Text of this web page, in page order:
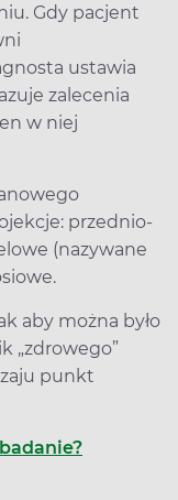
Gdy pacjent
ustawia
zalecenia
w niej
przednio-
(nazywane
aby można było
„zdrowego”
punkt